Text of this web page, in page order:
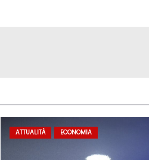
ATTUALITÀ ECONOMIA